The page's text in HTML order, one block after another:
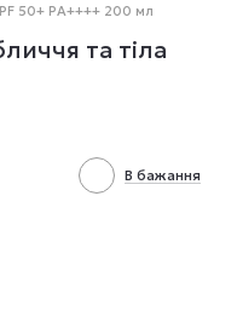
50+ PA++++ 200 мл
та тіла
В бажання